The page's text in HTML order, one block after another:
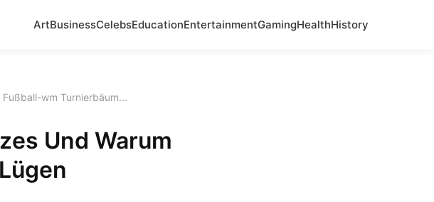
ArtBusinessCelebsEducationEntertainmentGamingHealthHistory
wm Turnierbäum...
Und Warum